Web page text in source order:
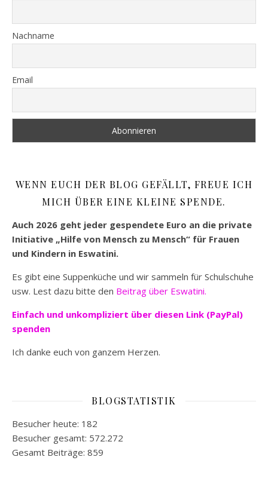
Nachname
Email
WENN EUCH DER BLOG GEFÄLLT, FREUE ICH
MICH ÜBER EINE KLEINE SPENDE.
Auch 2026 geht jeder gespendete Euro an die private
Initiative „Hilfe von Mensch zu Mensch“ für Frauen
und Kindern in Eswatini.
Es gibt eine Suppenküche und wir sammeln für Schulschuhe
usw. Lest dazu bitte den Beitrag über Eswatini.
Einfach und unkompliziert über diesen Link (PayPal)
spenden
Ich danke euch von ganzem Herzen.
BLOGSTATISTIK
Besucher heute: 182
Besucher gesamt: 572.272
Gesamt Beiträge: 859